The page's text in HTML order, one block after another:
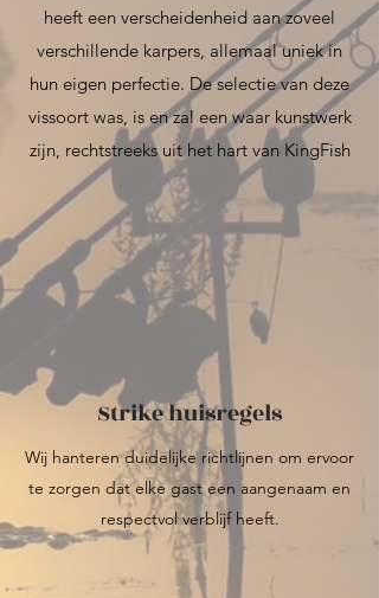
heeft een verscheidenheid aan zoveel
verschillende karpers, allemaal uniek in
hun eigen perfectie. De selectie van deze
vissoort was, is en zal een waar kunstwerk
zijn, rechtstreeks uit het hart van KingFish
Strike huisregels
Wij hanteren duidelijke richtlijnen om ervoor
te zorgen dat elke gast een aangenaam en
respectvol verblijf heeft.